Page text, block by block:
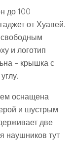
до 100
от Хуавей.
свободным
и логотип
– крышка с
оснащена
и шустрым
две
наушников тут